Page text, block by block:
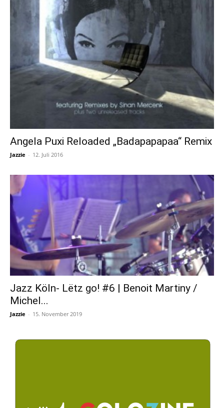
Angela Puxi Reloaded „Badapapapaa“ Remix
Jazzie - 12. Juli 2016
Jazz Köln- Lëtz go! #6 | Benoit Martiny /
Michel...
Jazzie - 15. November 2019